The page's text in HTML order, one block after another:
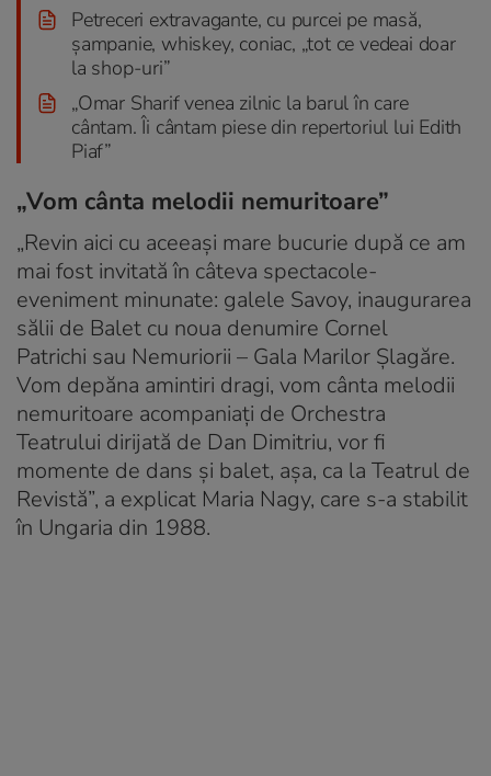
Petreceri extravagante, cu purcei pe masă,
șampanie, whiskey, coniac, „tot ce vedeai doar
la shop-uri”
„Omar Sharif venea zilnic la barul în care
cântam. Îi cântam piese din repertoriul lui Edith
Piaf”
„Vom cânta melodii nemuritoare”
„Revin aici cu aceeași mare bucurie după ce am
mai fost invitată în câteva spectacole-
eveniment minunate: galele Savoy, inaugurarea
sălii de Balet cu noua denumire Cornel
Patrichi sau Nemuriorii – Gala Marilor Şlagăre.
Vom depăna amintiri dragi, vom cânta melodii
nemuritoare acompaniați de Orchestra
Teatrului dirijată de Dan Dimitriu, vor fi
momente de dans şi balet, așa, ca la Teatrul de
Revistă”, a explicat Maria Nagy, care s-a stabilit
în Ungaria din 1988.